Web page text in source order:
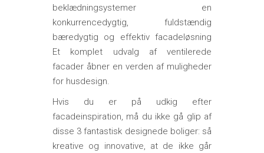
beklædningsystemer en
konkurrencedygtig, fuldstændig
bæredygtig og effektiv facadeløsning
Et komplet udvalg af ventilerede
facader åbner en verden af muligheder
for husdesign.
Hvis du er på udkig efter
facadeinspiration, må du ikke gå glip af
disse 3 fantastisk designede boliger: så
kreative og innovative, at de ikke går